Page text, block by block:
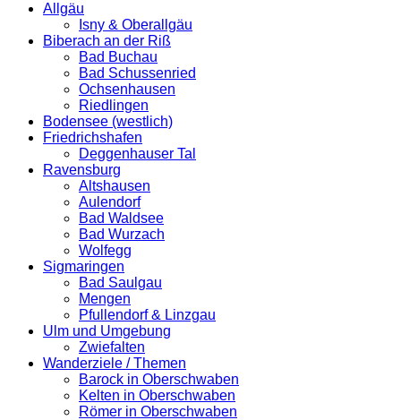
Allgäu
Isny & Oberallgäu
Biberach an der Riß
Bad Buchau
Bad Schussenried
Ochsenhausen
Riedlingen
Bodensee (westlich)
Friedrichshafen
Deggenhauser Tal
Ravensburg
Altshausen
Aulendorf
Bad Waldsee
Bad Wurzach
Wolfegg
Sigmaringen
Bad Saulgau
Mengen
Pfullendorf & Linzgau
Ulm und Umgebung
Zwiefalten
Wanderziele / Themen
Barock in Oberschwaben
Kelten in Oberschwaben
Römer in Oberschwaben